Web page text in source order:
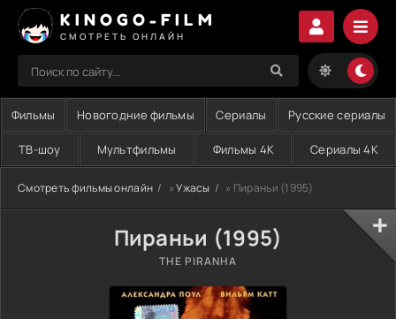
KINOGO-FILM
СМОТРЕТЬ ОНЛАЙН
Фильмы Новогодние фильмы Сериалы Русские сериалы
ТВ-шоу Мультфильмы Фильмы 4K Сериалы 4K
Смотреть фильмы онлайн »Ужасы » Пираньи (1995)
Пираньи (1995)
THE PIRANHA